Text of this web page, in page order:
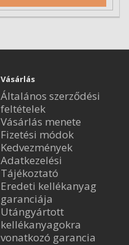
Vásárlás
Általános szerződési
feltételek
Vásárlás menete
Fizetési módok
Kedvezmények
Adatkezelési
Tájékoztató
Eredeti kellékanyag
garanciája
Utángyártott
kellékanyagokra
vonatkozó garancia